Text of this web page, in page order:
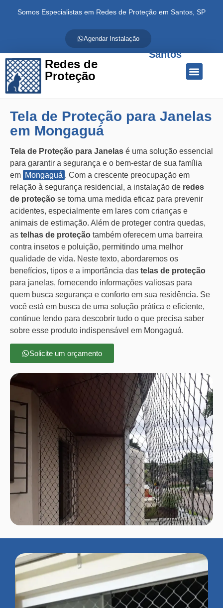
Somos Especialistas em Redes de Proteção em Santos, SP
Agendar Instalação
Redes de
Proteção
Santos
Tela de Proteção para Janelas
em Mongaguá
Tela de Proteção para Janelas é uma solução essencial
para garantir a segurança e o bem-estar de sua família
em Mongaguá . Com a crescente preocupação em
relação à segurança residencial, a instalação de redes
de proteção se torna uma medida eficaz para prevenir
acidentes, especialmente em lares com crianças e
animais de estimação. Além de proteger contra quedas,
as telhas de proteção também oferecem uma barreira
contra insetos e poluição, permitindo uma melhor
qualidade de vida. Neste texto, abordaremos os
benefícios, tipos e a importância das telas de proteção
para janelas, fornecendo informações valiosas para
quem busca segurança e conforto em sua residência. Se
você está em busca de uma solução prática e eficiente,
continue lendo para descobrir tudo o que precisa saber
sobre esse produto indispensável em Mongaguá.
Solicite um orçamento